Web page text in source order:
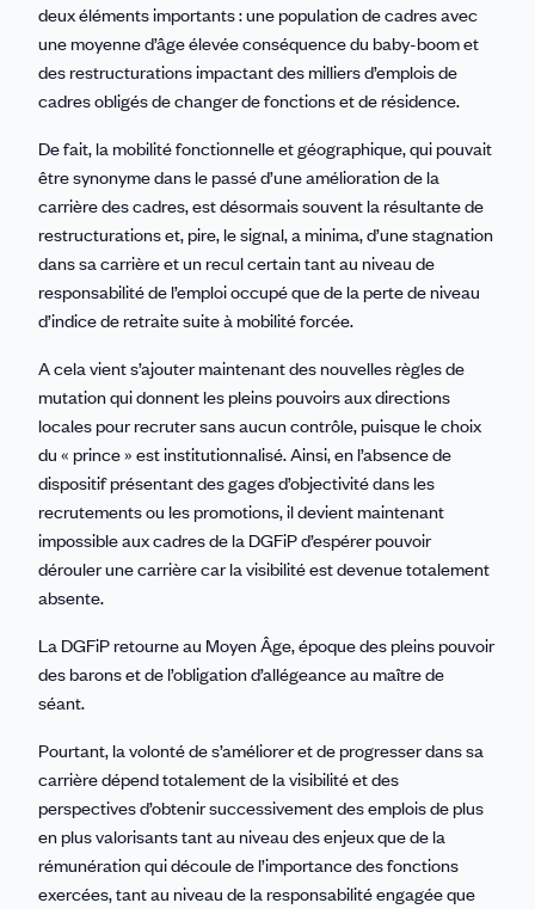
deux éléments importants : une population de cadres avec
une moyenne d’âge élevée conséquence du baby-boom et
des restructurations impactant des milliers d’emplois de
cadres obligés de changer de fonctions et de résidence.
De fait, la mobilité fonctionnelle et géographique, qui pouvait
être synonyme dans le passé d’une amélioration de la
carrière des cadres, est désormais souvent la résultante de
restructurations et, pire, le signal, a minima, d’une stagnation
dans sa carrière et un recul certain tant au niveau de
responsabilité de l’emploi occupé que de la perte de niveau
d’indice de retraite suite à mobilité forcée.
A cela vient s’ajouter maintenant des nouvelles règles de
mutation qui donnent les pleins pouvoirs aux directions
locales pour recruter sans aucun contrôle, puisque le choix
du « prince » est institutionnalisé. Ainsi, en l’absence de
dispositif présentant des gages d’objectivité dans les
recrutements ou les promotions, il devient maintenant
impossible aux cadres de la DGFiP d’espérer pouvoir
dérouler une carrière car la visibilité est devenue totalement
absente.
La DGFiP retourne au Moyen Âge, époque des pleins pouvoir
des barons et de l’obligation d’allégeance au maître de
séant.
Pourtant, la volonté de s’améliorer et de progresser dans sa
carrière dépend totalement de la visibilité et des
perspectives d’obtenir successivement des emplois de plus
en plus valorisants tant au niveau des enjeux que de la
rémunération qui découle de l’importance des fonctions
exercées, tant au niveau de la responsabilité engagée que